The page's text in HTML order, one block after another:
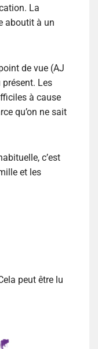
La
aboutit à un
de vue (AJ
Les
à cause
qu’on ne sait
c’est
et les
peut être lu